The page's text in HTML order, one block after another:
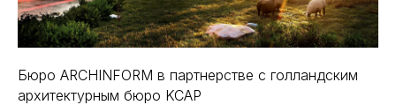
Бюро ARCHINFORM в партнерстве с голландским
архитектурным бюро KCAP